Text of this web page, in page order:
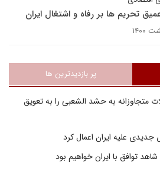
تحریم ها بر رفاه و اشتغال ایران
پر بازدیدترین ها
متجاوزانه به حشد الشعبی را به تعویق
جدیدی علیه ایران اعمال کرد
توافق با ایران خواهیم بود